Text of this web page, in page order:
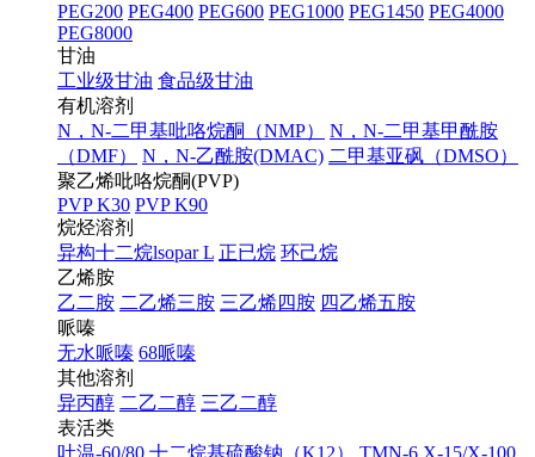
PEG200 PEG400 PEG600 PEG1000 PEG1450 PEG4000
PEG8000
甘油
工业级甘油 食品级甘油
有机溶剂
N，N-二甲基吡咯烷酮（NMP）
N，N-二甲基甲酰胺
（DMF）
N，N-乙酰胺(DMAC) 二甲基亚砜（DMSO）
聚乙烯吡咯烷酮(PVP)
PVP K30 PVP K90
烷烃溶剂
异构十二烷lsopar L 正已烷 环己烷
乙烯胺
乙二胺 二乙烯三胺 三乙烯四胺 四乙烯五胺
哌嗪
无水哌嗪 68哌嗪
其他溶剂
异丙醇 二乙二醇 三乙二醇
表活类
吐温-60/80 十二烷基硫酸钠（K12） TMN-6 X-15/X-100